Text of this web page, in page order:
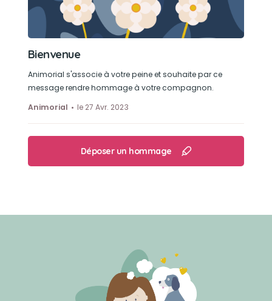
Bienvenue
Animorial s'associe à votre peine et souhaite par ce
message rendre hommage à votre compagnon.
Animorial
le 27 Avr. 2023
Déposer un hommage